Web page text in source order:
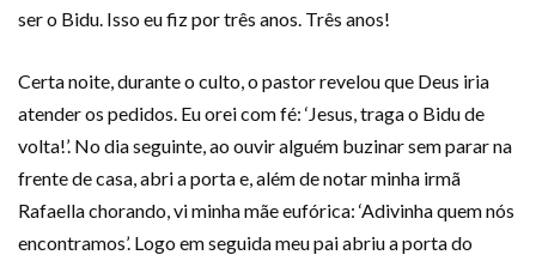
ser o Bidu. Isso eu fiz por três anos. Três anos!
Certa noite, durante o culto, o pastor revelou que Deus iria
atender os pedidos. Eu orei com fé: ‘Jesus, traga o Bidu de
volta!’. No dia seguinte, ao ouvir alguém buzinar sem parar na
frente de casa, abri a porta e, além de notar minha irmã
Rafaella chorando, vi minha mãe eufórica: ‘Adivinha quem nós
encontramos’. Logo em seguida meu pai abriu a porta do